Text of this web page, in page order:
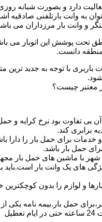
دارد و بصورت شبانه
به وانت بارتلفنی صادقیه
و وانت بار مرزداران می
تحت پوشش این اتوبار می
دانست.
با توجه به جدید ترین
معتبر چیست؟
بی تفاوت بود نرخ کرایه و حمل
برابری کند.
خدمات برای حمل بار را دارا
حمل بار باشد.
شهر با ماشین های حمل بار
های یک وانت بار است.باید
و لوازم را بدون کوچکترین
حمل بار.بیمه نامه